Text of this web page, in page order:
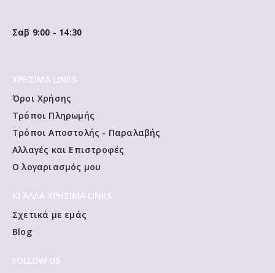
Σαβ 9:00 - 14:30
ΧΡΗΣΙΜΑ LINKS
Όροι Χρήσης
Τρόποι Πληρωμής
Τρόποι Αποστολής - Παραλαβής
Αλλαγές και Επιστροφές
Ο λογαριασμός μου
ΚΙ ΆΛΛΑ ΧΡΗΣΙΜΑ LINKS
Σχετικά με εμάς
Blog
FOLLOW US